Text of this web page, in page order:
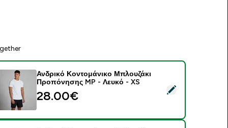
this product - Ανδρικό Κοντομάνικο Μπλουζάκι
Ανδρικό Κοντομάνικο Μπλουζάκι
Προπόνησης MP - Λευκό - XS
28.00€‎